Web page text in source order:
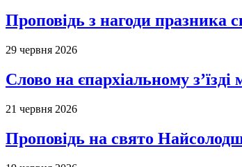
Проповідь з нагоди празника
29 червня 2026
Слово на єпархіальному з’їзді
21 червня 2026
Проповідь на свято